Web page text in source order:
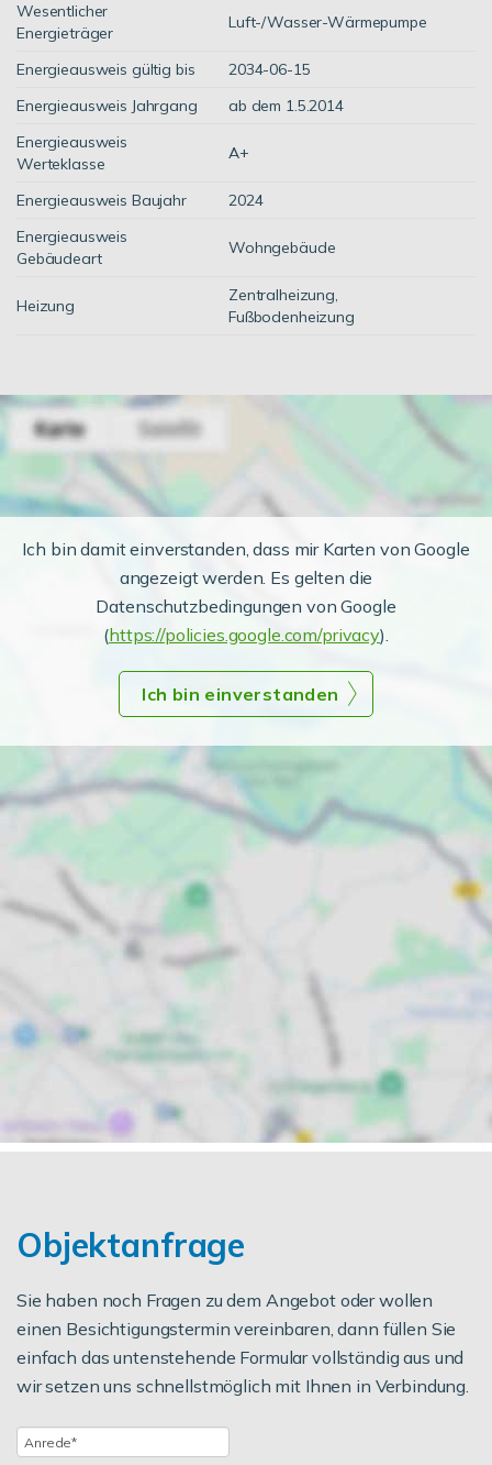
Wesentlicher
Energieträger
Luft-/Wasser-Wärmepumpe
Energieausweis gültig bis
2034-06-15
Energieausweis Jahrgang
ab dem 1.5.2014
Energieausweis
Werteklasse
A+
Energieausweis Baujahr
2024
Energieausweis
Gebäudeart
Wohngebäude
Heizung
Zentralheizung,
Fußbodenheizung
Ich bin damit einverstanden, dass mir Karten von Google
angezeigt werden. Es gelten die
Datenschutzbedingungen von Google
(https://policies.google.com/privacy).
Ich bin einverstanden
Objektanfrage
Sie haben noch Fragen zu dem Angebot oder wollen
einen Besichtigungstermin vereinbaren, dann füllen Sie
einfach das untenstehende Formular vollständig aus und
wir setzen uns schnellstmöglich mit Ihnen in Verbindung.